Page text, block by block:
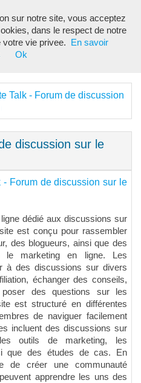
Talk - Forum de discussion
discussion sur le
- Forum de discussion sur le
dédié aux discussions sur
est conçu pour rassembler
des blogueurs, ainsi que des
le marketing en ligne. Les
à des discussions sur divers
échanger des conseils,
des questions sur les
est structuré en différentes
de naviguer facilement
incluent des discussions sur
outils de marketing, les
que des études de cas. En
de créer une communauté
apprendre les uns des
sur notre site, vous acceptez
dans le respect de notre
votre vie privee.
En savoir
Ok